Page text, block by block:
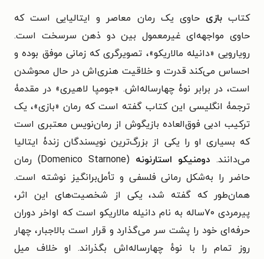
کتاببازیحاوی یک رمان معاصر و ایتالیایی است که
حاوی مواجهه‌ای غیرمعمول بین دو ذهن سرسخت است.
رویارویی «دانیله مالاریکو»، تصویرگری که زمانی موفق بوده و
احساس می‌کند قدرت و خلاقیت هنری‌اش در حال محوشدن
است، در برابر نوۀ چهارساله‌اش. «جومپا لاهیری» در مقدمۀ
ترجمۀ انگلیسی این کتاب گفته است که رمان ‌«بازی»، یک
ترکیب ادبی فوق‌العاده بازیگوش از رمان‌نویس معتبری است
که بسیاری او را یکی از بزرگ‌ترین نویسندگان زندۀ ایتالیا
می‌دانند. دومنیکو استارنونه
(Domenico Starnone) رمان
حاضر را به‌شکل رمانی فلسفی و تأمل‌برانگیز نوشته است.
همان‌طور که گفته شد، یکی از شخصیت‌های این اثر،
پیرمردی ۷۰ساله به نام دانیله مالاریکو است که اواخر دوران
حرفه‌ای خود را پشت سر می‌گذارد و قرار است بالاجبار، چهار
روز تمام را با نوهٔ چهارساله‌اش بگذراند. او خلاف میل